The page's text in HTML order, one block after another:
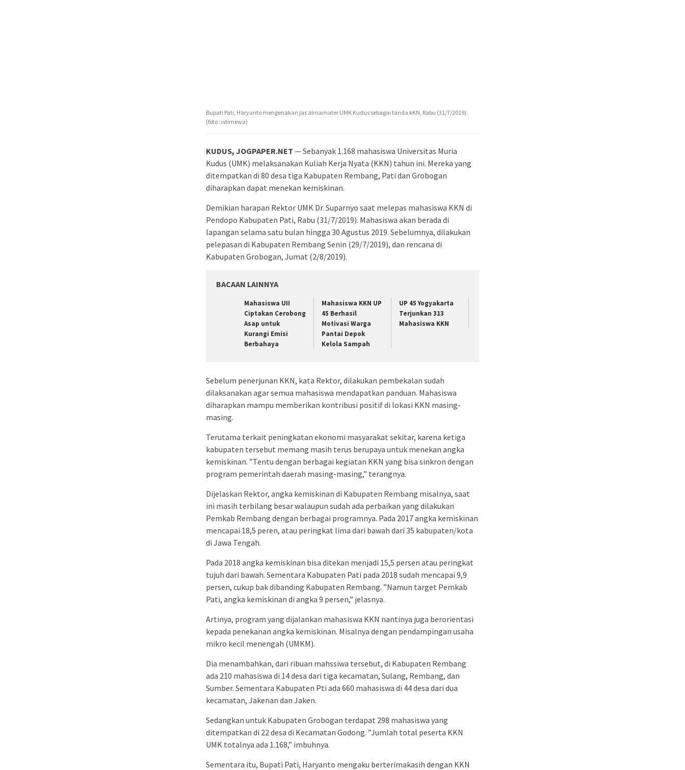
Bupati Pati, Haryanto mengenakan jas almamater UMK Kudus sebagai tanda kKN, Rabu (31/7/2019).
(foto : istimewa)
KUDUS, JOGPAPER.NET — Sebanyak 1.168 mahasiswa Universitas Muria
Kudus (UMK) melaksanakan Kuliah Kerja Nyata (KKN) tahun ini. Mereka yang
ditempatkan di 80 desa tiga Kabupaten Rembang, Pati dan Grobogan
diharapkan dapat menekan kemiskinan.
Demikian harapan Rektor UMK Dr. Suparnyo saat melepas mahasiswa KKN di
Pendopo Kabupaten Pati, Rabu (31/7/2019). Mahasiswa akan berada di
lapangan selama satu bulan hingga 30 Agustus 2019. Sebelumnya, dilakukan
pelepasan di Kabupaten Rembang Senin (29/7/2019), dan rencana di
Kabupaten Grobogan, Jumat (2/8/2019).
BACAAN LAINNYA
Mahasiswa UII
Ciptakan Cerobong
Asap untuk
Kurangi Emisi
Berbahaya
Mahasiswa KKN UP
45 Berhasil
Motivasi Warga
Pantai Depok
Kelola Sampah
UP 45 Yogyakarta
Terjunkan 313
Mahasiswa KKN
Sebelum penerjunan KKN, kata Rektor, dilakukan pembekalan sudah
dilaksanakan agar semua mahasiswa mendapatkan panduan. Mahasiswa
diharapkan mampu memberikan kontribusi positif di lokasi KKN masing-
masing.
Terutama terkait peningkatan ekonomi masyarakat sekitar, karena ketiga
kabupaten tersebut memang masih terus berupaya untuk menekan angka
kemiskinan. ”Tentu dengan berbagai kegiatan KKN yang bisa sinkron dengan
program pemerintah daerah masing-masing,” terangnya.
Dijelaskan Rektor, angka kemiskinan di Kabupaten Rembang misalnya, saat
ini masih terbilang besar walaupun sudah ada perbaikan yang dilakukan
Pemkab Rembang dengan berbagai programnya. Pada 2017 angka kemiskinan
mencapai 18,5 peren, atau peringkat lima dari bawah dari 35 kabupaten/kota
di Jawa Tengah.
Pada 2018 angka kemiskinan bisa ditekan menjadi 15,5 persen atau peringkat
tujuh dari bawah. Sementara Kabupaten Pati pada 2018 sudah mencapai 9,9
persen, cukup bak dibanding Kabupaten Rembang. ”Namun target Pemkab
Pati, angka kemiskinan di angka 9 persen,” jelasnya.
Artinya, program yang dijalankan mahasiswa KKN nantinya juga berorientasi
kepada penekanan angka kemiskinan. Misalnya dengan pendampingan usaha
mikro kecil menengah (UMKM).
Dia menambahkan, dari ribuan mahssiwa tersebut, di Kabupaten Rembang
ada 210 mahasiswa di 14 desa dari tiga kecamatan, Sulang, Rembang, dan
Sumber. Sementara Kabupaten Pti ada 660 mahasiswa di 44 desa dari dua
kecamatan, Jakenan dan Jaken.
Sedangkan untuk Kabupaten Grobogan terdapat 298 mahasiswa yang
ditempatkan di 22 desa di Kecamatan Godong. ”Jumlah total peserta KKN
UMK totalnya ada 1.168,” imbuhnya.
Sementara itu, Bupati Pati, Haryanto mengaku berterimakasih dengan KKN